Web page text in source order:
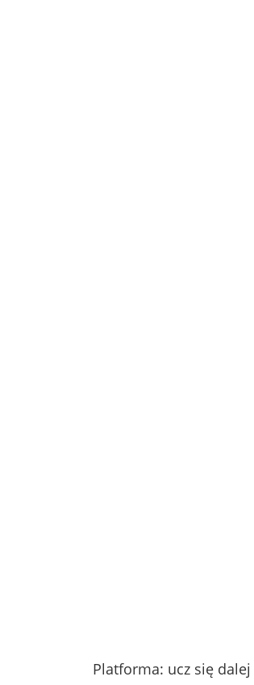
Platforma: ucz się dalej